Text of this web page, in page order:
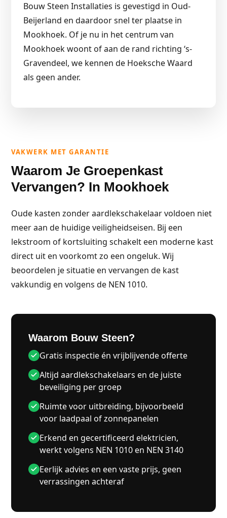
Bouw Steen Installaties is gevestigd in Oud-
Beijerland en daardoor snel ter plaatse in
Mookhoek. Of je nu in het centrum van
Mookhoek woont of aan de rand richting ‘s-
Gravendeel, we kennen de Hoeksche Waard
als geen ander.
VAKWERK MET GARANTIE
Waarom Je Groepenkast
Vervangen? In Mookhoek
Oude kasten zonder aardlekschakelaar voldoen niet
meer aan de huidige veiligheidseisen. Bij een
lekstroom of kortsluiting schakelt een moderne kast
direct uit en voorkomt zo een ongeluk. Wij
beoordelen je situatie en vervangen de kast
vakkundig en volgens de NEN 1010.
Waarom Bouw Steen?
Gratis inspectie én vrijblijvende offerte
Altijd aardlekschakelaars en de juiste
beveiliging per groep
Ruimte voor uitbreiding, bijvoorbeeld
voor laadpaal of zonnepanelen
Erkend en gecertificeerd elektricien,
werkt volgens NEN 1010 en NEN 3140
Eerlijk advies en een vaste prijs, geen
verrassingen achteraf